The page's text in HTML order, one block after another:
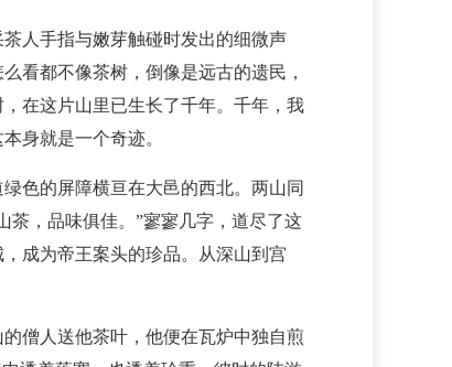
人手指与嫩芽触碰时发出的细微声
看都不像茶树，倒像是远古的遗民，
在这片山里已生长了千年。千年，我
身就是一个奇迹。
色的屏障横亘在大邑的西北。两山同
，品味俱佳。”寥寥几字，道尽了这
成为帝王案头的珍品。从深山到宫
僧人送他茶叶，他便在瓦炉中独自煎